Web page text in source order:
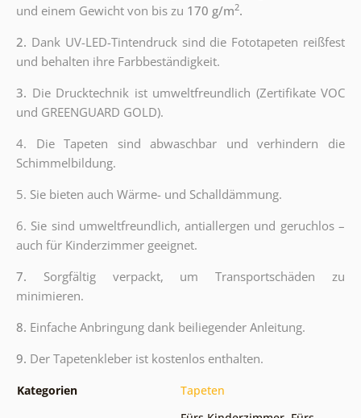
und einem Gewicht von bis zu 170 g/m2.
2. Dank UV-LED-Tintendruck sind die Fototapeten reißfest
und behalten ihre Farbbeständigkeit.
3. Die Drucktechnik ist umweltfreundlich (Zertifikate VOC
und GREENGUARD GOLD).
4. Die Tapeten sind abwaschbar und verhindern die
Schimmelbildung.
5. Sie bieten auch Wärme- und Schalldämmung.
6. Sie sind umweltfreundlich, antiallergen und geruchlos –
auch für Kinderzimmer geeignet.
7. Sorgfältig verpackt, um Transportschäden zu
minimieren.
8. Einfache Anbringung dank beiliegender Anleitung.
9. Der Tapetenkleber ist kostenlos enthalten.
Kategorien Tapeten